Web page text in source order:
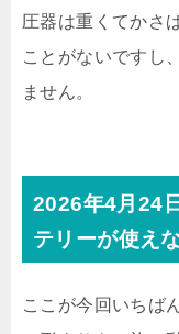
圧器は重くてかさ
ことがないですし
ません。
2026年4月24
テリーが使え
ここが今回いちば